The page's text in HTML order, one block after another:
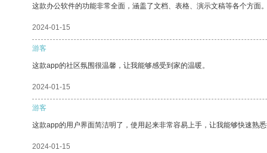
这款办公软件的功能非常全面，涵盖了文档、表格、演示文稿等各个方面
2024-01-15
游客
这款app的社区氛围很温馨，让我能够感受到家的温暖。
2024-01-15
游客
这款app的用户界面简洁明了，使用起来非常容易上手，让我能够快速熟
2024-01-15